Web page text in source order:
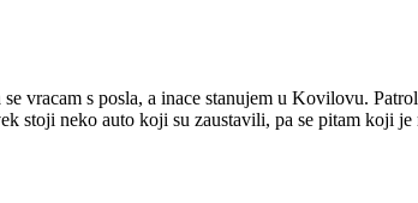
vracam s posla, a inace stanujem u Kovilovu.
stoji neko auto koji su zaustavili, pa se pitam koji